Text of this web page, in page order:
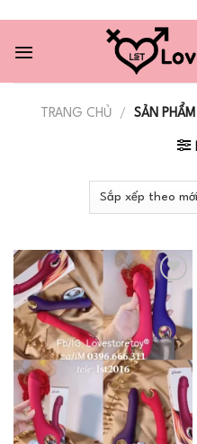
content
TRANG CHỦ / SẢN
Add to
wishlist